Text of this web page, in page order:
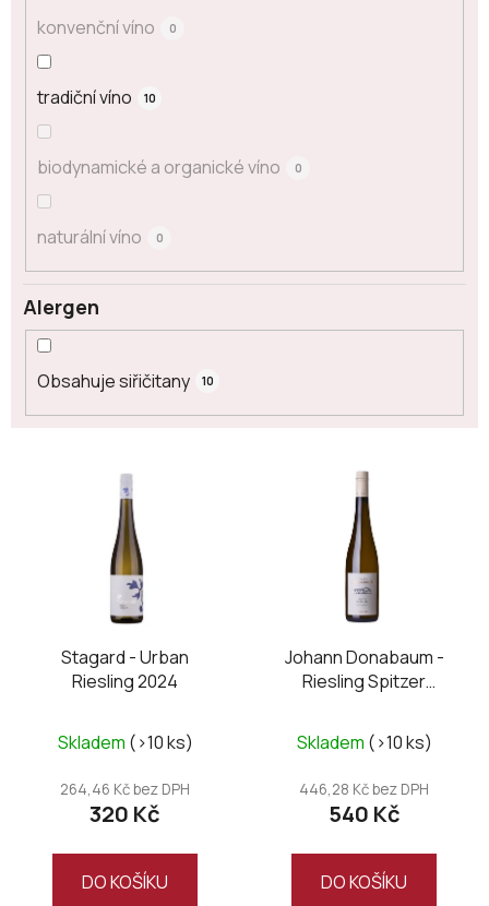
konvenční víno 0
tradiční víno 10
biodynamické a organické víno 0
naturální víno 0
Alergen
Obsahuje siřičitany 10
Stagard - Urban
Riesling 2024
Skladem (>10 ks)
264,46 Kč bez DPH
320 Kč
DO KOŠÍKU
Johann Donabaum -
Riesling Spitzer
Skladem (>10 ks)
446,28 Kč bez DPH
540 Kč
DO KOŠÍKU